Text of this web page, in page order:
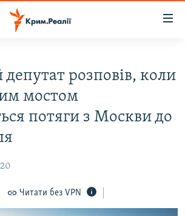
депутат розповів, коли
мостом
потяги з Москви до
Читати без VPN